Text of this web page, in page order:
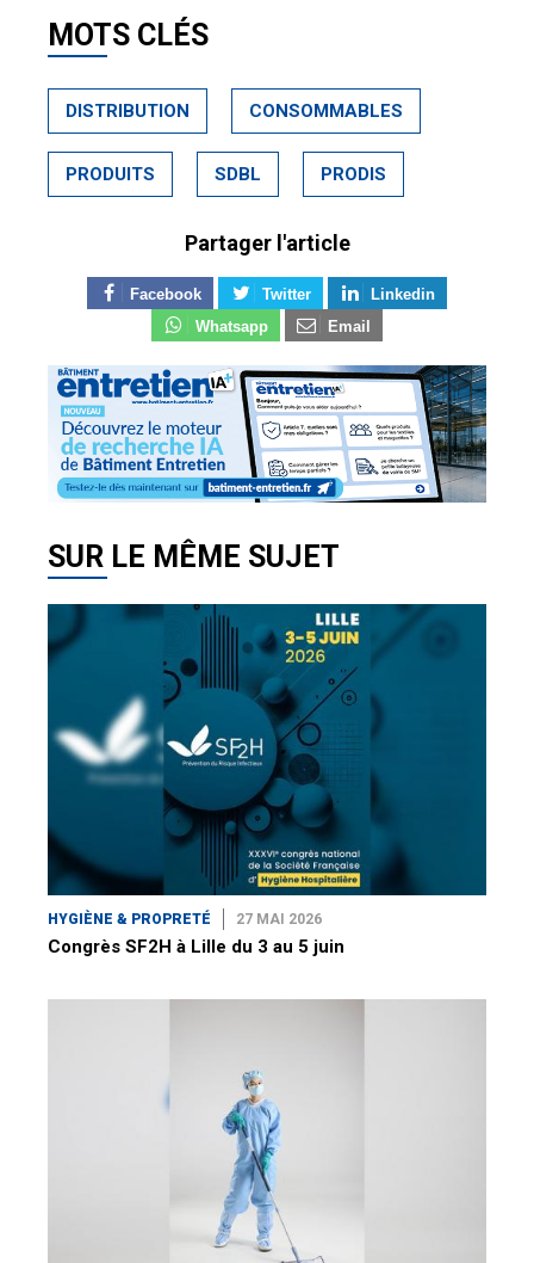
MOTS CLÉS
DISTRIBUTION CONSOMMABLES
PRODUITS SDBL PRODIS
Partager l'article
Facebook Twitter
Linkedin
Whatsapp
Email
SUR LE MÊME SUJET
HYGIÈNE & PROPRETÉ 27 MAI 2026
Congrès SF2H à Lille du 3 au 5 juin